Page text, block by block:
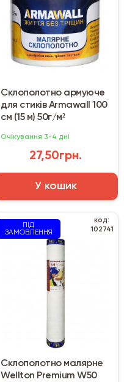
Склополотно армуюче
для стиків Armawall 100
см (15 м) 50г/м²
Очікування 3-4 дні
27,50грн.
У кошик
ПІД
ЗАМОВЛЕННЯ
код:
102741
Склополотно малярне
Wellton Premium W50